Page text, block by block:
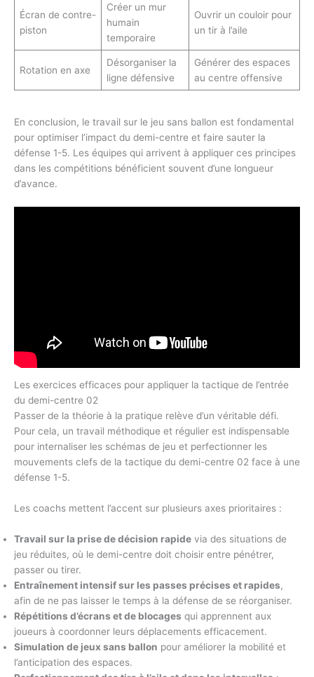
Écran de contre-
piston
Créer un mur
humain
temporaire
Ouvrir un couloir pour
un tir à l’aile
Rotation en axe
Désorganiser la
ligne défensive
Générer des espaces
au centre offensive
En conclusion, le travail sur le jeu sans ballon est fondamental
pour optimiser l’impact du demi-centre et faire sauter la
défense 1-5. Les équipes qui arrivent à appliquer ces principes
dans les compétitions bénéficient souvent d’une longueur
d’avance.
Les exercices efficaces pour appliquer la tactique de l’entrée
du demi-centre 02
Passer de la théorie à la pratique relève d’un véritable défi.
Pour cela, un travail méthodique et régulier est indispensable
pour internaliser les schémas de jeu et perfectionner les
mouvements clefs de la tactique du demi-centre 02 face à une
défense 1-5.
Les coachs mettent l’accent sur plusieurs axes prioritaires :
Travail sur la prise de décision rapide via des situations de
jeu réduites, où le demi-centre doit choisir entre pénétrer,
passer ou tirer.
Entraînement intensif sur les passes précises et rapides,
afin de ne pas laisser le temps à la défense de se réorganiser.
Répétitions d’écrans et de blocages qui apprennent aux
joueurs à coordonner leurs déplacements efficacement.
Simulation de jeux sans ballon pour améliorer la mobilité et
l’anticipation des espaces.